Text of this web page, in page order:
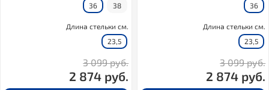
36
38
Длина стельки см.
23,5
3 099 руб.
2 874 руб.
36
Длина стельки см.
23,5
3 099 руб.
2 874 руб.